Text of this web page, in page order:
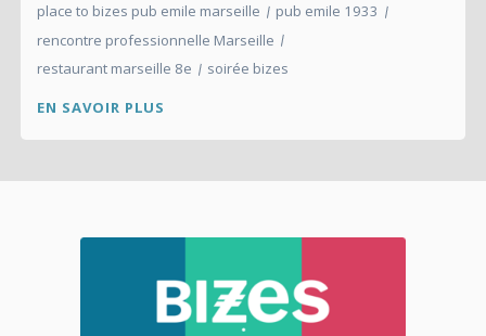
place to bizes pub emile marseille
pub emile 1933
rencontre professionnelle Marseille
restaurant marseille 8e
soirée bizes
EN SAVOIR PLUS